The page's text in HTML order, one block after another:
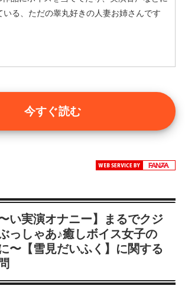
いる、ただの睾丸好きの人妻お姉さんです
今すぐ読む
い実演オナニー】まるでクジ
っしゃあ♪癒しボイス女子の
〜【雪見だいふく】に関する